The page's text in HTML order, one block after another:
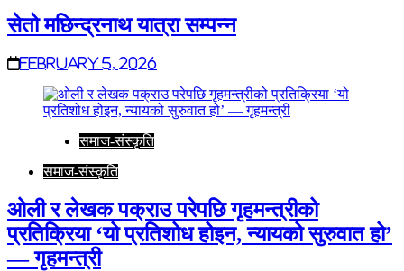
सेतो मछिन्द्रनाथ यात्रा सम्पन्न
February 5, 2026
समाज-संस्कृति
समाज-संस्कृति
ओली र लेखक पक्राउ परेपछि गृहमन्त्रीको
प्रतिक्रिया ‘यो प्रतिशोध होइन, न्यायको सुरुवात हो’
— गृहमन्त्री